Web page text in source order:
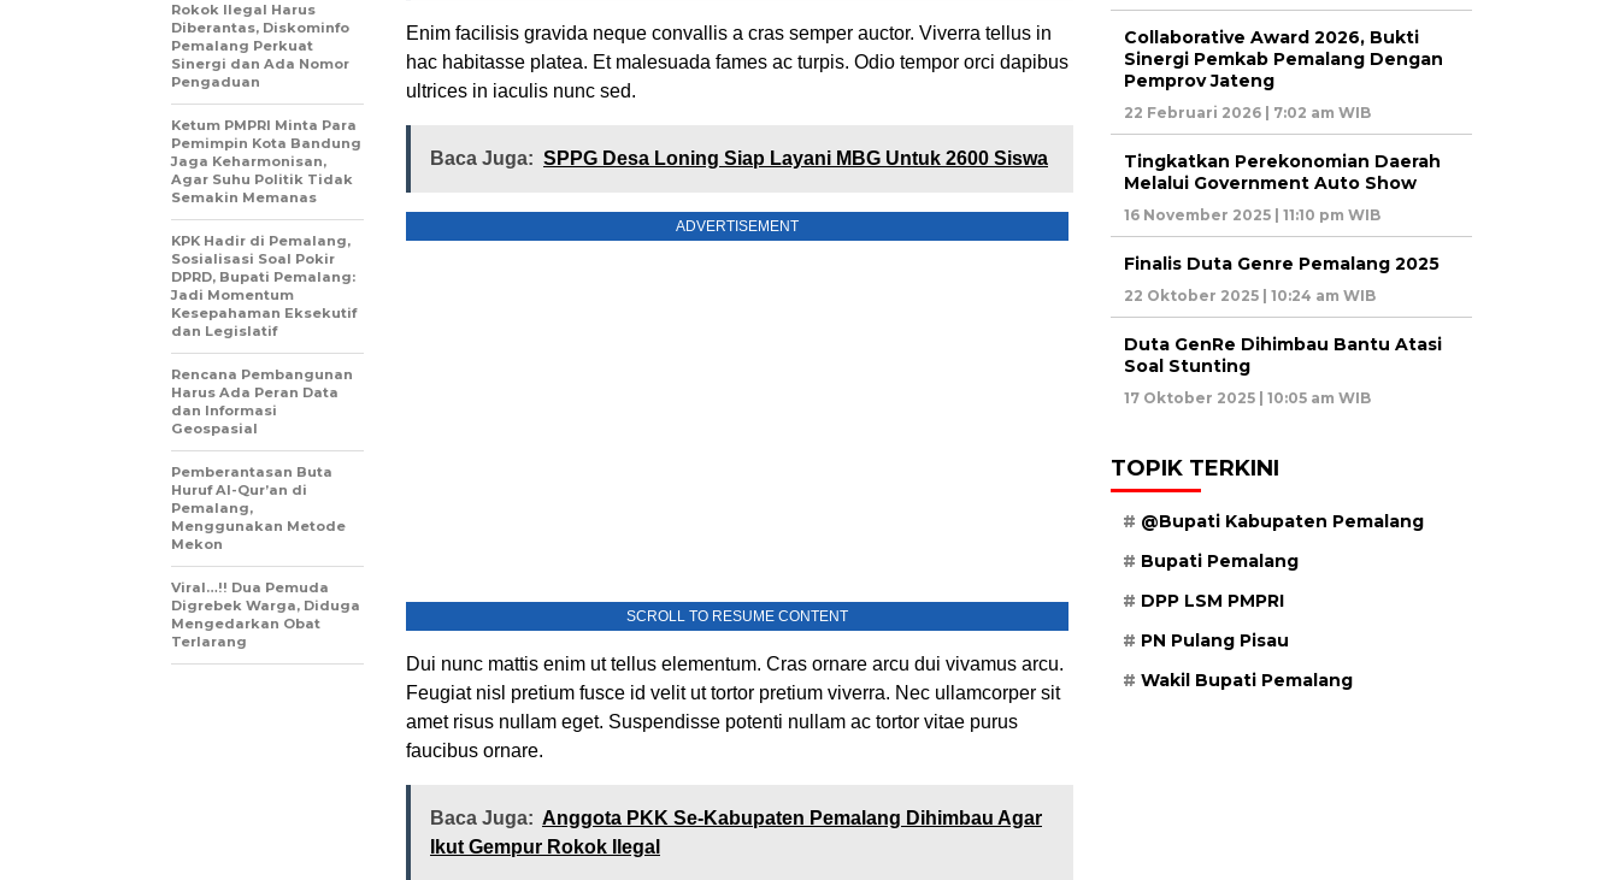
Enim facilisis gravida neque convallis a cras semper auctor. Viverra tellus in
hac habitasse platea. Et malesuada fames ac turpis. Odio tempor orci dapibus
ultrices in iaculis nunc sed.
Baca Juga: SPPG Desa Loning Siap Layani MBG Untuk 2600 Siswa
ADVERTISEMENT
SCROLL TO RESUME CONTENT
Dui nunc mattis enim ut tellus elementum. Cras ornare arcu dui vivamus arcu.
Feugiat nisl pretium fusce id velit ut tortor pretium viverra. Nec ullamcorper sit
amet risus nullam eget. Suspendisse potenti nullam ac tortor vitae purus
faucibus ornare.
Baca Juga: Anggota PKK Se-Kabupaten Pemalang Dihimbau Agar
Ikut Gempur Rokok Ilegal
Rokok Ilegal Harus
Diberantas, Diskominfo
Pemalang Perkuat
Sinergi dan Ada Nomor
Pengaduan
Ketum PMPRI Minta Para
Pemimpin Kota Bandung
Jaga Keharmonisan,
Agar Suhu Politik Tidak
Semakin Memanas
KPK Hadir di Pemalang,
Sosialisasi Soal Pokir
DPRD, Bupati Pemalang:
Jadi Momentum
Kesepahaman Eksekutif
dan Legislatif
Rencana Pembangunan
Harus Ada Peran Data
dan Informasi
Geospasial
Pemberantasan Buta
Huruf Al-Qur’an di
Pemalang,
Menggunakan Metode
Mekon
Viral…!! Dua Pemuda
Digrebek Warga, Diduga
Mengedarkan Obat
Terlarang
Collaborative Award 2026, Bukti
Sinergi Pemkab Pemalang Dengan
Pemprov Jateng
22 Februari 2026 | 7:02 am WIB
Tingkatkan Perekonomian Daerah
Melalui Government Auto Show
16 November 2025 | 11:10 pm WIB
Finalis Duta Genre Pemalang 2025
22 Oktober 2025 | 10:24 am WIB
Duta GenRe Dihimbau Bantu Atasi
Soal Stunting
17 Oktober 2025 | 10:05 am WIB
TOPIK TERKINI
@Bupati Kabupaten Pemalang
Bupati Pemalang
DPP LSM PMPRI
PN Pulang Pisau
Wakil Bupati Pemalang